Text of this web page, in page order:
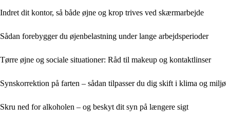
Indret dit kontor, så både øjne og krop trives ved skærmarbejde
Sådan forebygger du øjenbelastning under lange arbejdsperioder
Tørre øjne og sociale situationer: Råd til makeup og kontaktlinser
Synskorrektion på farten – sådan tilpasser du dig skift i klima og miljø
Skru ned for alkoholen – og beskyt dit syn på længere sigt